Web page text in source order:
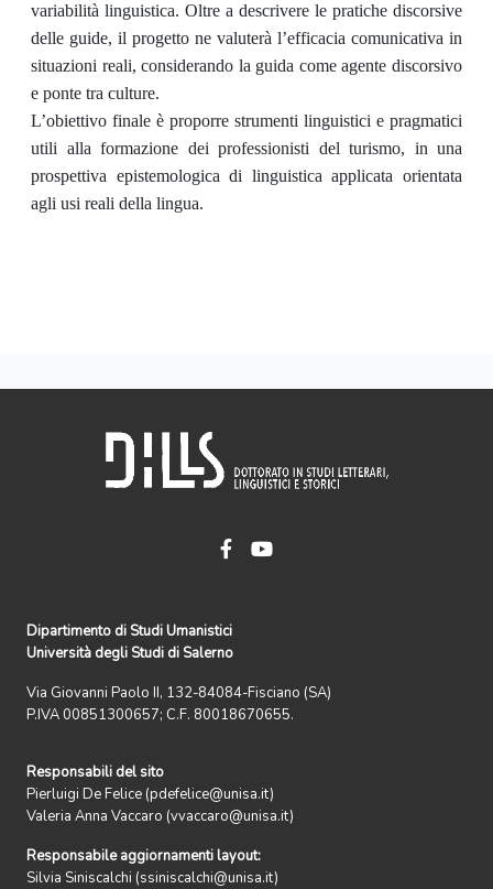
variabilità linguistica. Oltre a descrivere le pratiche discorsive
delle guide, il progetto ne valuterà l’efficacia comunicativa in
situazioni reali, considerando la guida come agente discorsivo
e ponte tra culture.
L’obiettivo finale è proporre strumenti linguistici e pragmatici
utili alla formazione dei professionisti del turismo, in una
prospettiva epistemologica di linguistica applicata orientata
agli usi reali della lingua.
Dipartimento di Studi Umanistici
Università degli Studi di Salerno
Via Giovanni Paolo II, 132-84084-Fisciano (SA)
P.IVA 00851300657; C.F. 80018670655.
Responsabili del sito
Pierluigi De Felice (pdefelice@unisa.it)
Valeria Anna Vaccaro (vvaccaro@unisa.it)
Responsabile aggiornamenti layout:
Silvia Siniscalchi (ssiniscalchi@unisa.it)